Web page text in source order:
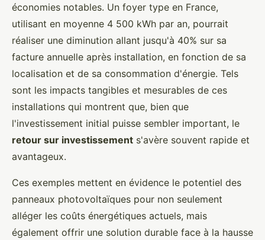
économies notables. Un foyer type en France,
utilisant en moyenne 4 500 kWh par an, pourrait
réaliser une diminution allant jusqu'à 40% sur sa
facture annuelle après installation, en fonction de sa
localisation et de sa consommation d'énergie. Tels
sont les impacts tangibles et mesurables de ces
installations qui montrent que, bien que
l'investissement initial puisse sembler important, le
retour sur investissement s'avère souvent rapide et
avantageux.
Ces exemples mettent en évidence le potentiel des
panneaux photovoltaïques pour non seulement
alléger les coûts énergétiques actuels, mais
également offrir une solution durable face à la hausse